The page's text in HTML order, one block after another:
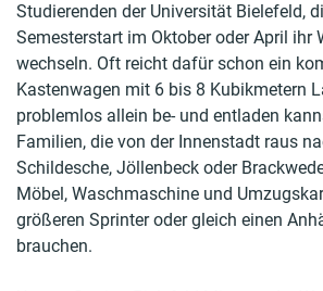
Studierenden der Universität Bielefeld,
Semesterstart im Oktober oder April ihr
wechseln. Oft reicht dafür schon ein
Kastenwagen mit 6 bis 8 Kubikmetern
problemlos allein be- und entladen
Familien, die von der Innenstadt raus
Schildesche, Jöllenbeck oder
Möbel, Waschmaschine und
größeren Sprinter oder gleich einen
brauchen.